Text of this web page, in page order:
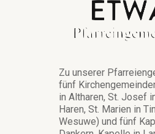
Zu unserer
fünf
in Altharen, St. Josef
Haren, St. Marien in
Wesuwe) und fünf